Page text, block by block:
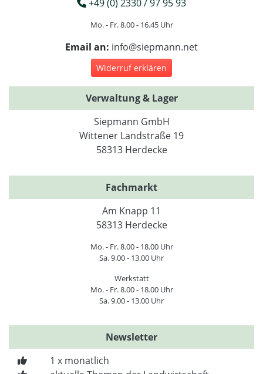
+49 (0) 2330 / 97 95 93
Mo. - Fr. 8.00 - 16.45 Uhr
Email an: info@siepmann.net
Widerruf erklären
Verwaltung & Lager
Siepmann GmbH
Wittener Landstraße 19
58313 Herdecke
Fachmarkt
Am Knapp 11
58313 Herdecke
Mo. - Fr. 8.00 - 18.00 Uhr
Sa. 9.00 - 13.00 Uhr
Werkstatt
Mo. - Fr. 8.00 - 18.00 Uhr
Sa. 9.00 - 13.00 Uhr
Newsletter
1 x monatlich